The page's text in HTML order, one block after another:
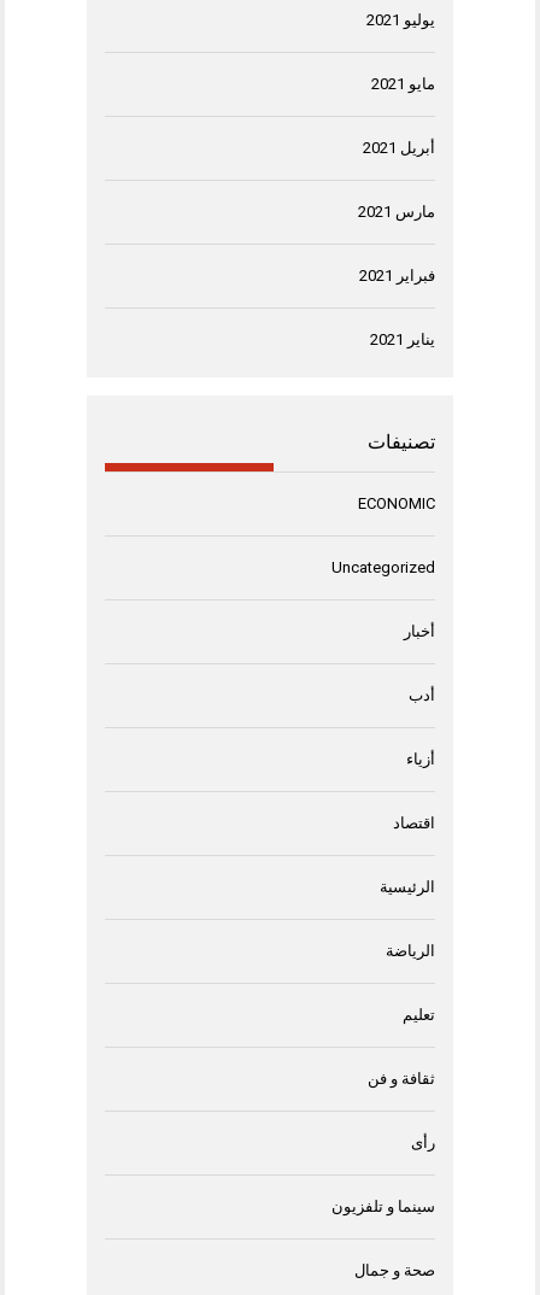
يوليو 2021
مايو 2021
أبريل 2021
مارس 2021
فبراير 2021
يناير 2021
تصنيفات
ECONOMIC
Uncategorized
أخبار
أدب
أزياء
اقتصاد
الرئيسية
الرياضة
تعليم
ثقافة و فن
رأى
سينما و تلفزيون
صحة و جمال